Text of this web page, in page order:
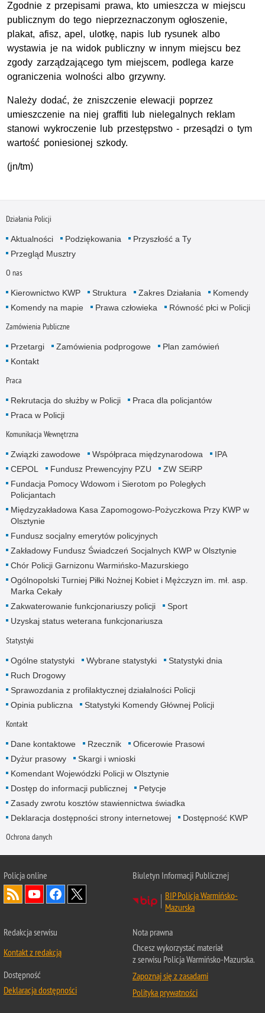
Zgodnie z przepisami prawa, kto umieszcza w miejscu
publicznym do tego nieprzeznaczonym ogłoszenie,
plakat, afisz, apel, ulotkę, napis lub rysunek albo
wystawia je na widok publiczny w innym miejscu bez
zgody zarządzającego tym miejscem, podlega karze
ograniczenia wolności albo grzywny.
Należy dodać, że zniszczenie elewacji poprzez
umieszczenie na niej graffiti lub nielegalnych reklam
stanowi wykroczenie lub przestępstwo - przesądzi o tym
wartość poniesionej szkody.
(jn/tm)
Działania Policji
Aktualności Podziękowania
Przyszłość a Ty
Przegląd Musztry
O nas
Kierownictwo KWP Struktura Zakres Działania
Komendy
Komendy na mapie
Prawa człowieka Równość płci w Policji
Zamówienia Publiczne
Przetargi Zamówienia podprogowe
Plan zamówień
Kontakt
Praca
Rekrutacja do służby w Policji
Praca dla policjantów
Praca w Policji
Komunikacja Wewnętrzna
Związki zawodowe Współpraca międzynarodowa
IPA
CEPOL
Fundusz Prewencyjny PZU
ZW SEiRP
Fundacja Pomocy Wdowom i Sierotom po Poległych
Policjantach
Międzyzakładowa Kasa Zapomogowo-Pożyczkowa Przy KWP w
Olsztynie
Fundusz socjalny emerytów policyjnych
Zakładowy Fundusz Świadczeń Socjalnych KWP w Olsztynie
Chór Policji Garnizonu Warmińsko-Mazurskiego
Ogólnopolski Turniej Piłki Nożnej Kobiet i Mężczyzn im. mł. asp.
Marka Cekały
Zakwaterowanie funkcjonariuszy policji
Sport
Uzyskaj status weterana funkcjonariusza
Statystyki
Ogólne statystyki Wybrane statystyki
Statystyki dnia
Ruch Drogowy
Sprawozdania z profilaktycznej działalności Policji
Opinia publiczna
Statystyki Komendy Głównej Policji
Kontakt
Dane kontaktowe Rzecznik
Oficerowie Prasowi
Dyżur prasowy
Skargi i wnioski
Komendant Wojewódzki Policji w Olsztynie
Dostęp do informacji publicznej
Petycje
Zasady zwrotu kosztów stawiennictwa świadka
Deklaracja dostępności strony internetowej
Dostępność KWP
Ochrona danych
Policja online
Biuletyn Informacji Publicznej
BIP Policja Warmińsko-
Mazurska
Redakcja serwisu
Kontakt z redakcją
Dostępność
Deklaracja dostępności
Nota prawna
Chcesz wykorzystać materiał
z serwisu Policja Warmińsko-Mazurska.
Zapoznaj się z zasadami
Polityka prywatności